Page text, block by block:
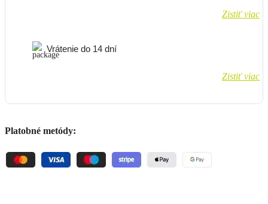
Zistiť viac
Vrátenie do 14 dní
Zistiť viac
Platobné metódy: